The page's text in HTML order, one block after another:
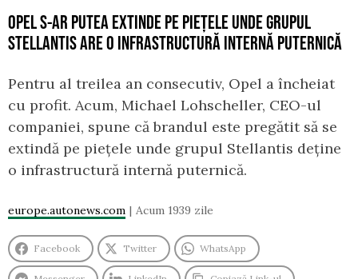
OPEL S-AR PUTEA EXTINDE PE PIEȚELE UNDE GRUPUL
STELLANTIS ARE O INFRASTRUCTURĂ INTERNĂ PUTERNICĂ
Pentru al treilea an consecutiv, Opel a încheiat
cu profit. Acum, Michael Lohscheller, CEO-ul
companiei, spune că brandul este pregătit să se
extindă pe piețele unde grupul Stellantis deține
o infrastructură internă puternică.
europe.autonews.com Acum 1939 zile
Facebook Twitter WhatsApp